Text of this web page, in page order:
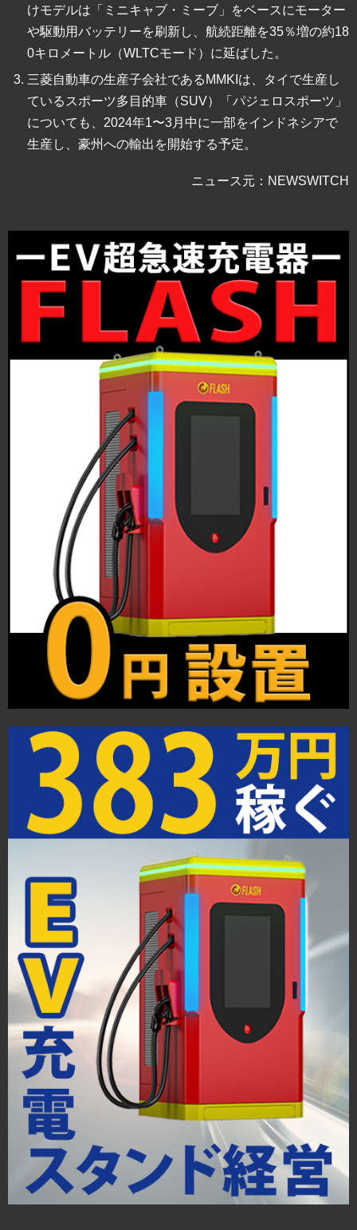
けモデルは「ミニキャブ・ミーブ」をベースにモーター
や駆動用バッテリーを刷新し、航続距離を35％増の約18
0キロメートル（WLTCモード）に延ばした。
三菱自動車の生産子会社であるMMKIは、タイで生産し
ているスポーツ多目的車（SUV）「パジェロスポーツ」
についても、2024年1〜3月中に一部をインドネシアで
生産し、豪州への輸出を開始する予定。
ニュース元：NEWSWITCH